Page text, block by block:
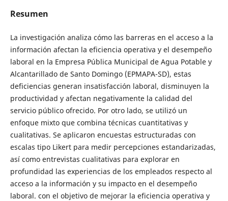
Resumen
La investigación analiza cómo las barreras en el acceso a la
información afectan la eficiencia operativa y el desempeño
laboral en la Empresa Pública Municipal de Agua Potable y
Alcantarillado de Santo Domingo (EPMAPA-SD), estas
deficiencias generan insatisfacción laboral, disminuyen la
productividad y afectan negativamente la calidad del
servicio público ofrecido. Por otro lado, se utilizó un
enfoque mixto que combina técnicas cuantitativas y
cualitativas. Se aplicaron encuestas estructuradas con
escalas tipo Likert para medir percepciones estandarizadas,
así como entrevistas cualitativas para explorar en
profundidad las experiencias de los empleados respecto al
acceso a la información y su impacto en el desempeño
laboral. con el objetivo de mejorar la eficiencia operativa y